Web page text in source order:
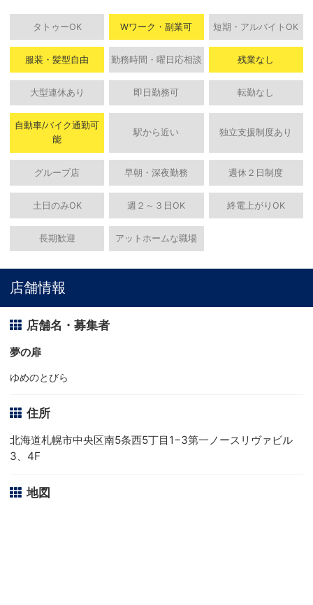
タトゥーOK Wワーク・副業可 短期・アルバイトOK
服装・髪型自由 勤務時間・曜日応相談 残業なし
大型連休あり 即日勤務可 転勤なし
自動車/バイク通勤可
能
駅から近い 独立支援制度あり
グループ店 早朝・深夜勤務 週休２日制度
土日のみOK 週２～３日OK 終電上がりOK
長期歓迎 アットホームな職場
店舗情報
店舗名・募集者
夢の扉
ゆめのとびら
住所
北海道札幌市中央区南5条西5丁目1−3第一ノースリヴァビル
3、4F
地図